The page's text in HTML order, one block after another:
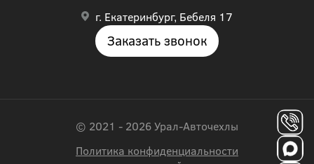
г. Екатеринбург, Бебеля 17
Заказать звонок
© 2021 - 2026 Урал-Авточехлы
Политика конфиденциальности